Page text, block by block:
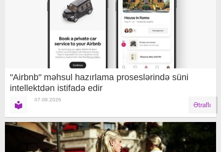
"Airbnb" məhsul hazırlama proseslərində süni
intellektdən istifadə edir
07.08.2026
Ətraflı